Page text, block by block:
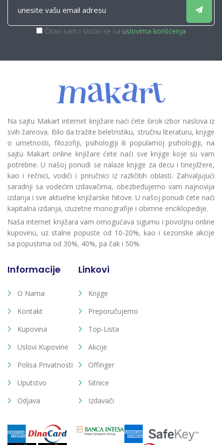
Čitao sam i složio se sa uslovima korišćenja
Na sajtu Makart internet knjižare naći ćete širok izbor naslova iz
svih žanrova. Bilo da tražite beletristiku, stručnu literaturu, knjige
o umetnosti, filozofiji, psihologiji ili popularnoj psihologiji, na
sajtu Makart online knjižare ćete naći sve knjige koje su vam
potrebne. U našoj ponudi se nalaze knjige za decu i tinejdžere,
kao i rečnici, vodiči i priručnici iz različitih oblasti. Zahvaljujući
saradnji sa vodećim izdavačima, obezbeđujemo vam najnovija
izdanja i sve aktuelne knjižarske hitove. U našoj ponudi ćete naći
kapitalna izdanja, izuzetne monografije i obimne enciklopedije.
Naša internet knjižara vam omogućava sigurnu i povoljnu online
kupovinu, uz stalne popuste od 10-20%, kao i sezonske akcije
sa popustima od 30%, 40%, pa čak i 50%.
Informacije
O Nama
Kontakt
Kupovina
Uslovi Kupovine
Polisa Privatnosti
Uputstvo
Odjava
Linkovi
Knjige
Preporučujemo
Top-Lista
Akcije
Offinger
Sitnice
Izdavači